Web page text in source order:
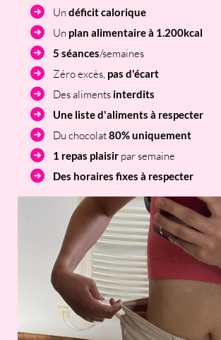
Un déficit calorique
Un plan alimentaire à 1.200kcal
5 séances/semaines
Zéro excès, pas d'écart
Des aliments interdits
Une liste d'aliments à respecter
Du chocolat80% uniquement
1 repas plaisir par semaine
Des horaires fixes à respecter